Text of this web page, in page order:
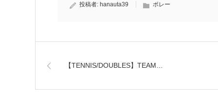
投稿者: hanauta39 ボレー
【TENNIS/DOUBLES】TEAM…